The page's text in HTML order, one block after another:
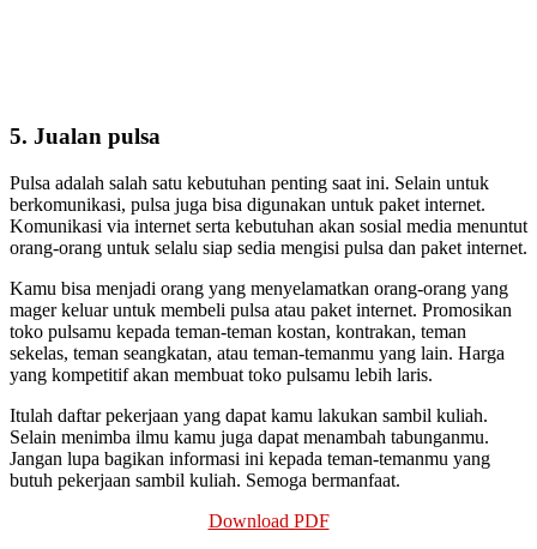
5. Jualan pulsa
Pulsa adalah salah satu kebutuhan penting saat ini. Selain untuk
berkomunikasi, pulsa juga bisa digunakan untuk paket internet.
Komunikasi via internet serta kebutuhan akan sosial media menuntut
orang-orang untuk selalu siap sedia mengisi pulsa dan paket internet.
Kamu bisa menjadi orang yang menyelamatkan orang-orang yang
mager keluar untuk membeli pulsa atau paket internet. Promosikan
toko pulsamu kepada teman-teman kostan, kontrakan, teman
sekelas, teman seangkatan, atau teman-temanmu yang lain. Harga
yang kompetitif akan membuat toko pulsamu lebih laris.
Itulah daftar pekerjaan yang dapat kamu lakukan sambil kuliah.
Selain menimba ilmu kamu juga dapat menambah tabunganmu.
Jangan lupa bagikan informasi ini kepada teman-temanmu yang
butuh pekerjaan sambil kuliah. Semoga bermanfaat.
Download PDF